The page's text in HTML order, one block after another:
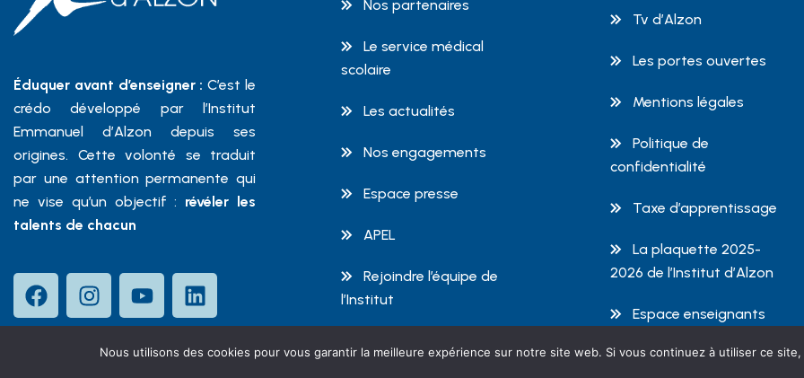
Éduquer avant d’enseigner : C’est le
crédo développé par l’Institut
Emmanuel d’Alzon depuis ses
origines. Cette volonté se traduit
par une attention permanente qui
ne vise qu’un objectif : révéler les
talents de chacun
Nos partenaires
Le service médical
scolaire
Les actualités
Nos engagements
Espace presse
APEL
Rejoindre l’équipe de
l’Institut
Tv d’Alzon
Les portes ouvertes
Mentions légales
Politique de
confidentialité
Taxe d’apprentissage
La plaquette 2025-
2026 de l’Institut d’Alzon
Espace enseignants
Nous utilisons des cookies pour vous garantir la meilleure expérience sur notre site web. Si vous continuez à utiliser ce